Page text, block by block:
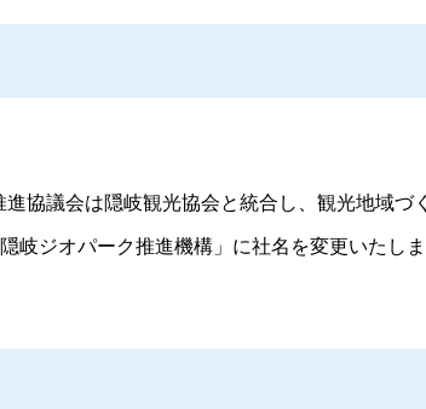
協議会は隠岐観光協会と統合し、観光地域づ
岐ジオパーク推進機構」に社名を変更いたしま